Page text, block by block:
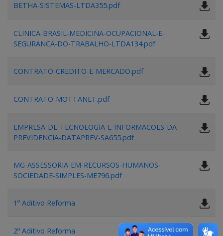
BETHA-SISTEMAS-LTDA355.pdf
CLINICA-BRASIL-MEDICINA-OCUPACIONAL-E-
SEGURANCA-DO-TRABALHO-LTDA134.pdf
CONTRATO-CREDITO-E-MERCADO.pdf
CONTRATO-MOTTANET.pdf
EMPRESA-DE-TECNOLOGIA-E-INFORMACOES-DA-
PREVIDENCIA-DATAPREV-SA655.pdf
MG-ASSESSORIA-EM-RECURSOS-HUMANOS-
SOCIEDADE-SIMPLES-ME796.pdf
1º Aditivo Reforma
2º Aditivo Reforma